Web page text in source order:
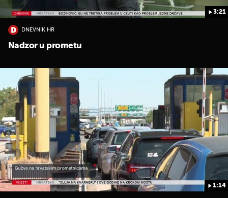
3:21
DNEVNIK.HR
Nadzor u prometu
1:14